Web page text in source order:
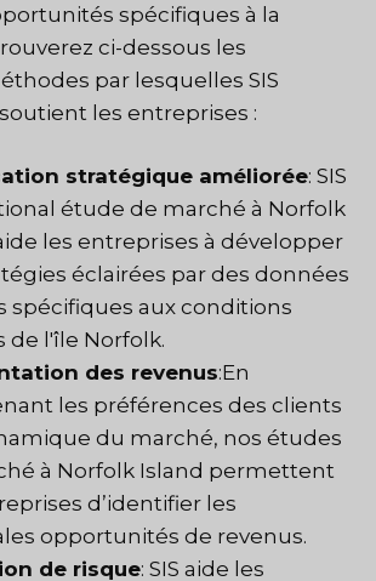
spécifiques à la
ci-dessous les
par lesquelles SIS
soutient les entreprises :
stratégique améliorée: SIS
étude de marché à Norfolk
les entreprises à développer
éclairées par des données
spécifiques aux conditions
de l'île Norfolk.
des revenus:En
les préférences des clients
du marché, nos études
à Norfolk Island permettent
d’identifier les
opportunités de revenus.
de risque: SIS aide les